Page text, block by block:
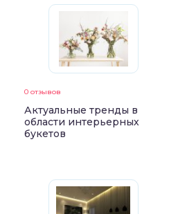
0 отзывов
Актуальные тренды в
области интерьерных
букетов